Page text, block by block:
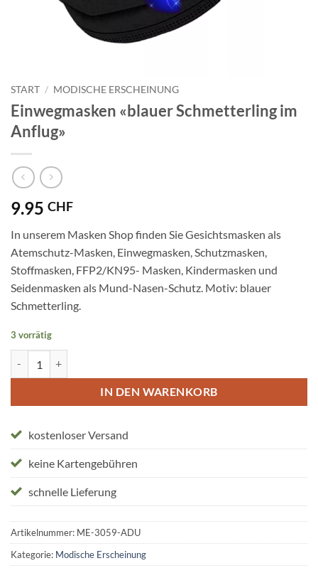
START / MODISCHE ERSCHEINUNG
Einwegmasken «blauer Schmetterling im
Anflug»
9.95 CHF
In unserem Masken Shop finden Sie Gesichtsmasken als
Atemschutz-Masken, Einwegmasken, Schutzmasken,
Stoffmasken, FFP2/KN95- Masken, Kindermasken und
Seidenmasken als Mund-Nasen-Schutz. Motiv: blauer
Schmetterling.
3 vorrätig
IN DEN WARENKORB
kostenloser Versand
keine Kartengebühren
schnelle Lieferung
Artikelnummer: ME-3059-ADU
Kategorie: Modische Erscheinung